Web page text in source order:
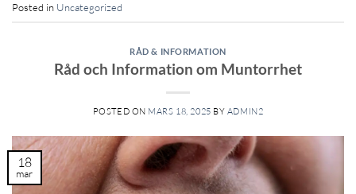
Posted in Uncategorized
RÅD & INFORMATION
Råd och Information om Muntorrhet
POSTED ON MARS 18, 2025 BY ADMIN2
18
mar